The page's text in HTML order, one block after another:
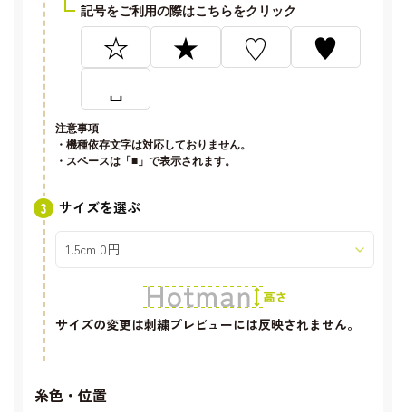
記号をご利用の際はこちらをクリック
☆ ★ ♡
♥
␣
注意事項
・機種依存文字は対応しておりません。
・スペースは「■」で表示されます。
サイズを選ぶ
サイズの変更は刺繍プレビューには反映されません。
糸色・位置